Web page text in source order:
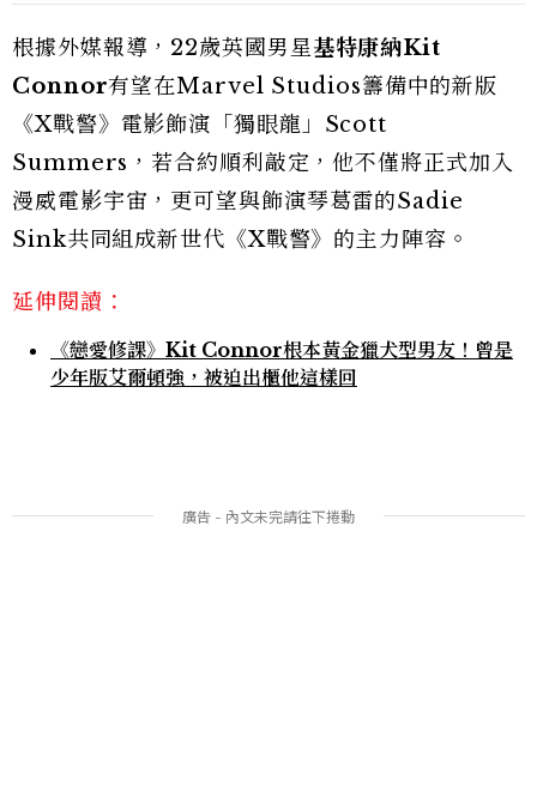
根據外媒報導，22歲英國男星基特康納Kit
Connor有望在Marvel Studios籌備中的新版
《X戰警》電影飾演「獨眼龍」Scott
Summers，若合約順利敲定，他不僅將正式加入
漫威電影宇宙，更可望與飾演琴葛雷的Sadie
Sink共同組成新世代《X戰警》的主力陣容。
延伸閱讀：
《戀愛修課》Kit Connor根本黃金獵犬型男友！曾是
少年版艾爾頓強，被迫出櫃他這樣回